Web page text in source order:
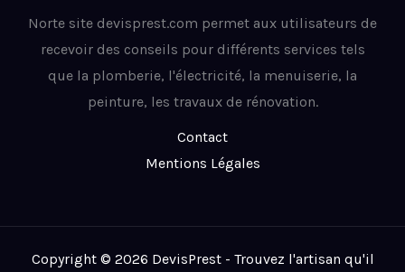
Norte site devisprest.com permet aux utilisateurs de
recevoir des conseils pour différents services tels
que la plomberie, l'électricité, la menuiserie, la
peinture, les travaux de rénovation.
Contact
Mentions Légales
Copyright © 2026 DevisPrest - Trouvez l'artisan qu'il